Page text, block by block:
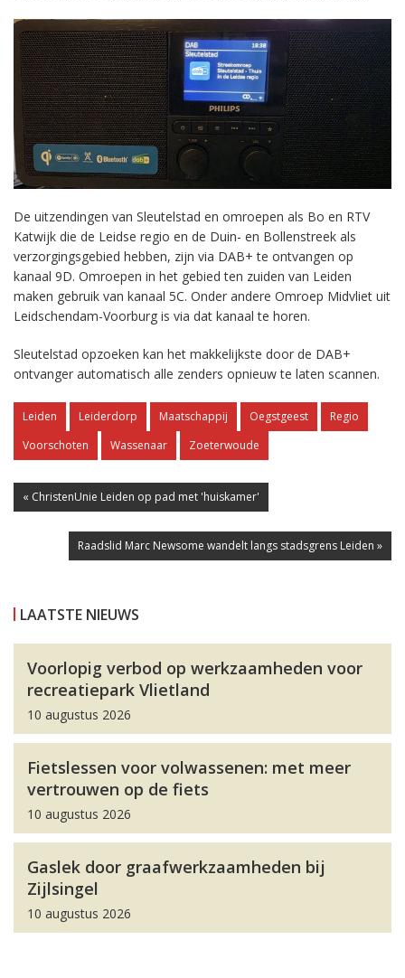
De uitzendingen van Sleutelstad en omroepen als Bo en RTV
Katwijk die de Leidse regio en de Duin- en Bollenstreek als
verzorgingsgebied hebben, zijn via DAB+ te ontvangen op
kanaal 9D. Omroepen in het gebied ten zuiden van Leiden
maken gebruik van kanaal 5C. Onder andere Omroep Midvliet uit
Leidschendam-Voorburg is via dat kanaal te horen.
Sleutelstad opzoeken kan het makkelijkste door de DAB+
ontvanger automatisch alle zenders opnieuw te laten scannen.
Leiden Leiderdorp Maatschappij Oegstgeest
Regio
Voorschoten
Wassenaar Zoeterwoude
« ChristenUnie Leiden op pad met 'huiskamer'
Raadslid Marc Newsome wandelt langs stadsgrens Leiden »
LAATSTE NIEUWS
Voorlopig verbod op werkzaamheden voor
recreatiepark Vlietland
10 augustus 2026
Fietslessen voor volwassenen: met meer
vertrouwen op de fiets
10 augustus 2026
Gaslek door graafwerkzaamheden bij
Zijlsingel
10 augustus 2026